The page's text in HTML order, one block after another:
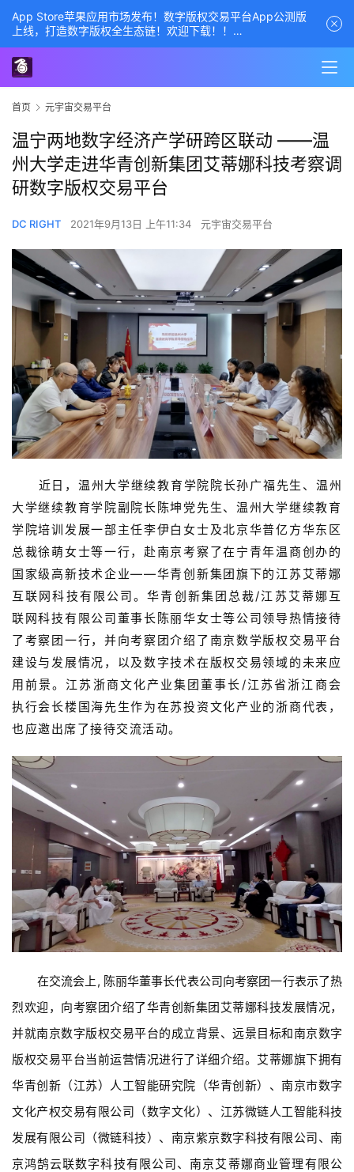
首页 元宇宙交易平台
温宁两地数字经济产学研跨区联动 ——温
州大学走进华青创新集团艾蒂娜科技考察调
研数字版权交易平台
DC RIGHT 2021年9月13日 上午11:34 元宇宙交易平台
近日，温州大学继续教育学院院长孙广福先生、温州
大学继续教育学院副院长陈坤党先生、温州大学继续教育
学院培训发展一部主任李伊白女士及北京华普亿方华东区
总裁徐萌女士等一行，赴南京考察了在宁青年温商创办的
国家级高新技术企业——华青创新集团旗下的江苏艾蒂娜
互联网科技有限公司。华青创新集团总裁/江苏艾蒂娜互
联网科技有限公司董事长陈丽华女士等公司领导热情接待
了考察团一行，并向考察团介绍了 南京数学版权交易平台
建设与发展情况，以及数字技术在版权交易领域的未来应
用前景。江苏浙商文化产业集团董事长/江 苏省浙江 商会
执行会长楼国海先生作为在苏投资文化产业的浙商代表，
也应邀出席了接待交流活动。
在交流会上, 陈丽华董事长代表公司向考察团一行表示了热
烈欢迎，向考察团介绍了华青创新集团艾蒂娜科技发展情况，
并就南京数字版权交易平台的成立背景、远景目标和南京数字
版权交易平台当前运营情况进行了详细介绍。 艾蒂娜旗下拥有
华青创新（江苏）人工智能研究院（华青创新）、南京市数字
文化产权交易有限公司（数字文化）、江苏微链人工智能科技
发展有限公司（微链科技）、南京紫京数字科技有限公司、南
京鸿鹄云联数字科技有限公司、 南京艾蒂娜商业管理有限公
App Store苹果应用市场发布！数字版权交易平台App公测版
上线，打造数字版权全生态链！欢迎下载！！
商务经理联系方式——数字版权交易平台